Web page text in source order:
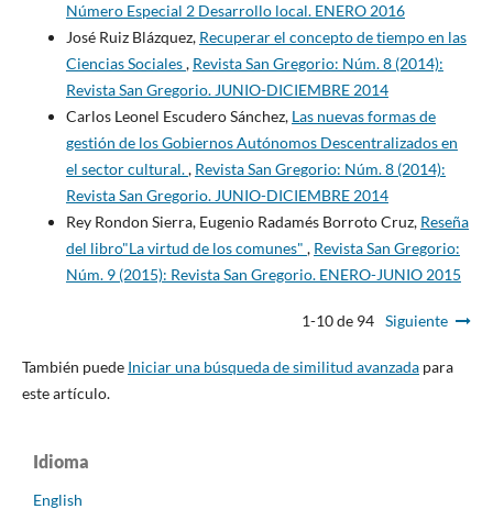
Número Especial 2 Desarrollo local. ENERO 2016
José Ruiz Blázquez, Recuperar el concepto de tiempo en las
Ciencias Sociales, Revista San Gregorio: Núm. 8 (2014):
Revista San Gregorio. JUNIO-DICIEMBRE 2014
Carlos Leonel Escudero Sánchez, Las nuevas formas de
gestión de los Gobiernos Autónomos Descentralizados en
el sector cultural., Revista San Gregorio: Núm. 8 (2014):
Revista San Gregorio. JUNIO-DICIEMBRE 2014
Rey Rondon Sierra, Eugenio Radamés Borroto Cruz, Reseña
del libro"La virtud de los comunes" , Revista San Gregorio:
Núm. 9 (2015): Revista San Gregorio. ENERO-JUNIO 2015
1-10 de 94 Siguiente
También puede Iniciar una búsqueda de similitud avanzadapara
este artículo.
Idioma
English